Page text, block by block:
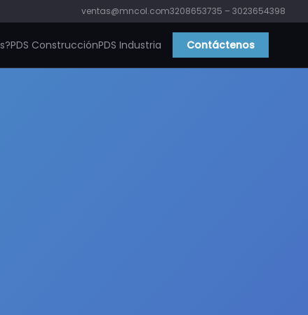
ventas@mncol.com3208653735 – 3023654398
PDS ConstrucciónPDS Industria Contáctenos